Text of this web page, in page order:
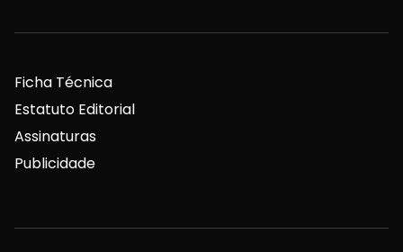
Ficha Técnica
Estatuto Editorial
Assinaturas
Publicidade